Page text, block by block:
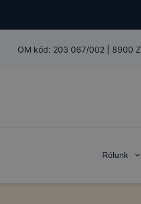
OM kód: 203 067/002 8900
Rólunk